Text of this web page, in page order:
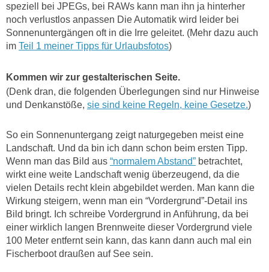
speziell bei JPEGs, bei RAWs kann man ihn ja hinterher
noch verlustlos anpassen Die Automatik wird leider bei
Sonnenuntergängen oft in die Irre geleitet. (Mehr dazu auch
im Teil 1 meiner Tipps für Urlaubsfotos)
Kommen wir zur gestalterischen Seite.
(Denk dran, die folgenden Überlegungen sind nur Hinweise
und Denkanstöße, sie sind keine Regeln, keine Gesetze.)
So ein Sonnenuntergang zeigt naturgegeben meist eine
Landschaft. Und da bin ich dann schon beim ersten Tipp.
Wenn man das Bild aus “normalem Abstand” betrachtet,
wirkt eine weite Landschaft wenig überzeugend, da die
vielen Details recht klein abgebildet werden. Man kann die
Wirkung steigern, wenn man ein “Vordergrund”-Detail ins
Bild bringt. Ich schreibe Vordergrund in Anführung, da bei
einer wirklich langen Brennweite dieser Vordergrund viele
100 Meter entfernt sein kann, das kann dann auch mal ein
Fischerboot draußen auf See sein.